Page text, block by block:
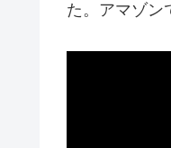
た。アマゾン